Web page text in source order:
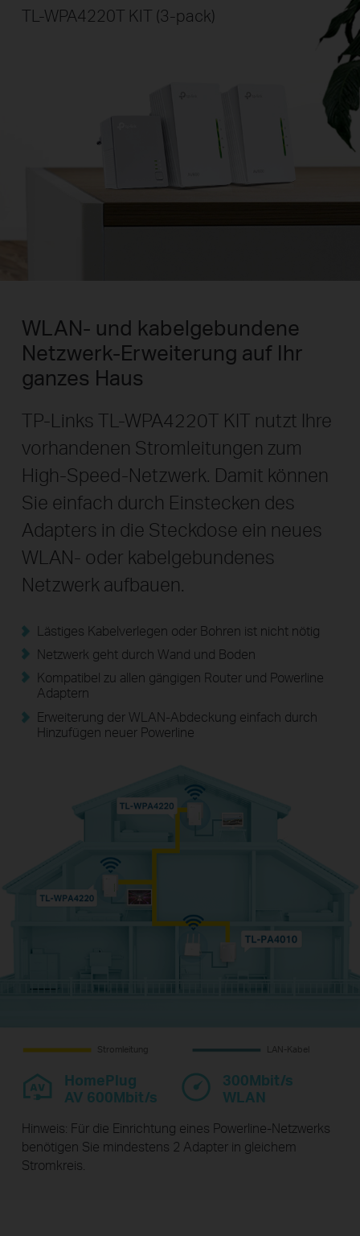
TL-WPA4220T KIT (3-pack)
WLAN- und kabelgebundene
Netzwerk-Erweiterung auf Ihr
ganzes Haus
TP-Links TL-WPA4220T KIT nutzt Ihre
vorhandenen Stromleitungen zum
High-Speed-Netzwerk. Damit können
Sie einfach durch Einstecken des
Adapters in die Steckdose ein neues
WLAN- oder kabelgebundenes
Netzwerk aufbauen.
Lästiges Kabelverlegen oder Bohren ist nicht nötig
Netzwerk geht durch Wand und Boden
Kompatibel zu allen gängigen Router und Powerline
Adaptern
Erweiterung der WLAN-Abdeckung einfach durch
Hinzufügen neuer Powerline
Stromleitung LAN-Kabel
HomePlug
AV 600Mbit/s
300Mbit/s
WLAN
Hinweis: Für die Einrichtung eines Powerline-Netzwerks
benötigen Sie mindestens 2 Adapter in gleichem
Stromkreis.